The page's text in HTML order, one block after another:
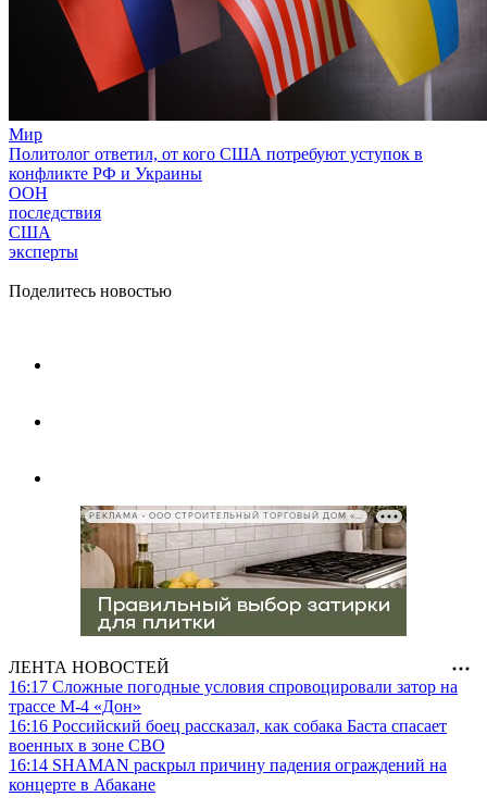
Мир
Политолог ответил, от кого США потребуют уступок в
конфликте РФ и Украины
ООН
последствия
США
эксперты
Поделитесь новостью
РЕКЛАМА • ООО СТРОИТЕЛЬНЫЙ ТОРГОВЫЙ ДОМ «ПЕТРОВИЧ», ИНН 7802348846
ЛЕНТА НОВОСТЕЙ
16:17 Сложные погодные условия спровоцировали затор на
трассе М-4 «Дон»
16:16 Российский боец рассказал, как собака Баста спасает
военных в зоне СВО
16:14 SHAMAN раскрыл причину падения ограждений на
концерте в Абакане